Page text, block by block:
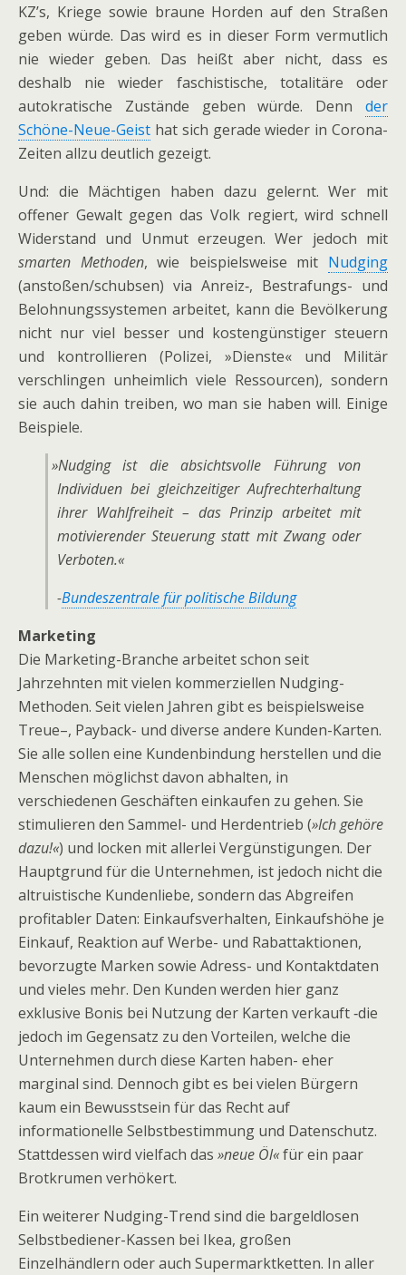
KZ’s, Kriege sowie braune Horden auf den Straßen
geben würde. Das wird es in dieser Form vermutlich
nie wieder geben. Das heißt aber nicht, dass es
deshalb nie wieder faschistische, totalitäre oder
autokratische Zustände geben würde. Denn der
Schöne-Neue-Geist hat sich gerade wieder in Corona-
Zeiten allzu deutlich gezeigt.
Und: die Mächtigen haben dazu gelernt. Wer mit
offener Gewalt gegen das Volk regiert, wird schnell
Widerstand und Unmut erzeugen. Wer jedoch mit
smarten Methoden, wie beispielsweise mit Nudging
(anstoßen/schubsen) via Anreiz‑, Bestrafungs- und
Belohnungssystemen arbeitet, kann die Bevölkerung
nicht nur viel besser und kostengünstiger steuern
und kontrollieren (Polizei, »Dienste« und Militär
verschlingen unheimlich viele Ressourcen), sondern
sie auch dahin treiben, wo man sie haben will. Einige
Beispiele.
»Nudging ist die absichtsvolle Führung von
Individuen bei gleichzeitiger Aufrechterhaltung
ihrer Wahlfreiheit – das Prinzip arbeitet mit
motivierender Steuerung statt mit Zwang oder
Verboten.«
-Bundeszentrale für politische Bildung
Marketing
Die Marketing-Branche arbeitet schon seit
Jahrzehnten mit vielen kommerziellen Nudging-
Methoden. Seit vielen Jahren gibt es beispielsweise
Treue–, Payback- und diverse andere Kunden-Karten.
Sie alle sollen eine Kundenbindung herstellen und die
Menschen möglichst davon abhalten, in
verschiedenen Geschäften einkaufen zu gehen. Sie
stimulieren den Sammel- und Herdentrieb (»Ich gehöre
dazu!«) und locken mit allerlei Vergünstigungen. Der
Hauptgrund für die Unternehmen, ist jedoch nicht die
altruistische Kundenliebe, sondern das Abgreifen
profitabler Daten: Einkaufsverhalten, Einkaufshöhe je
Einkauf, Reaktion auf Werbe- und Rabattaktionen,
bevorzugte Marken sowie Adress- und Kontaktdaten
und vieles mehr. Den Kunden werden hier ganz
exklusive Bonis bei Nutzung der Karten verkauft ‑die
jedoch im Gegensatz zu den Vorteilen, welche die
Unternehmen durch diese Karten haben- eher
marginal sind. Dennoch gibt es bei vielen Bürgern
kaum ein Bewusstsein für das Recht auf
informationelle Selbstbestimmung und Datenschutz.
Stattdessen wird vielfach das »neue Öl«für ein paar
Brotkrumen verhökert.
Ein weiterer Nudging-Trend sind die bargeldlosen
Selbstbediener-Kassen bei Ikea, großen
Einzelhändlern oder auch Supermarktketten. In aller